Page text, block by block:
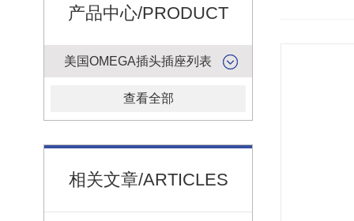
产品中心/PRODUCT
美国OMEGA插头插座列表
查看全部
相关文章/ARTICLES